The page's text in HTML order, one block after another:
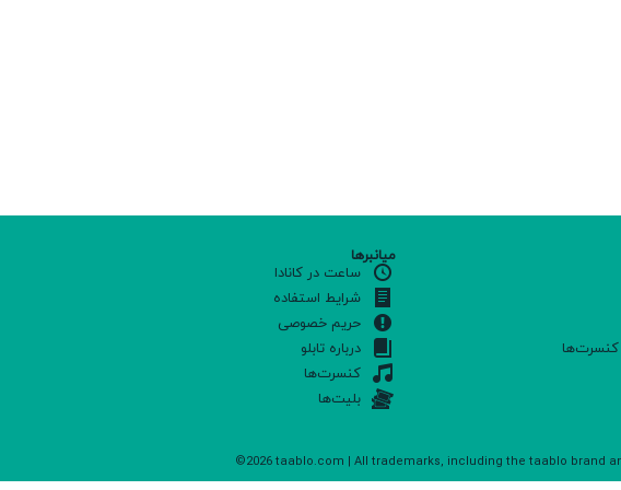
میانبرها
ساعت در کانادا
شرایط استفاده
حریم خصوصی
درباره تابلو
کنسرت‌ها
بلیت‌ها
کنسرت‌ها
©2026 taablo.com | All trademarks, including the taablo brand